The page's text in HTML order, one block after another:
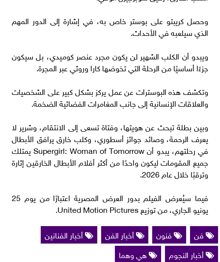
وحصل كريبتو على بوستر خاص به، في إشارة إلى الدور المهم
الذي سيلعبه في الأحداث.
ويبدو أن الكلب الشهير لن يكون مجرد عنصر كوميدي، بل سيكون
جزءًا أساسيًا من الرحلة التي تخوضها كارا وروثي عبر المجرة.
وتكشف هذه البوسترات عن عمل يركز بشكل كبير على الشخصيات
والعلاقات الإنسانية إلى جانب المغامرات الفضائية الضخمة.
وبين بطلة تبحث عن هويتها، وفتاة تسعى إلى الانتقام، وشرير لا
يعرف الرحمة، وصائد جوائز أسطوري، وكلب خارق يرافق الأبطال
في رحلتهم، يبدو أن Supergirl: Woman of Tomorrow يمتلك
جميع المقومات ليكون واحدًا من أكثر أفلام الأبطال الخارقين إثارة
وترقبًا خلال عام 2026.
فيما سيُعرض الفيلم بدور العرض المصرية اعتبارًا من يوم 25
يونيو الجاري، من توزيع United Motion Pictures.
فن
فنون أخبار الفن
أخبار الفنانين
أخبار النجوم
هي وهما